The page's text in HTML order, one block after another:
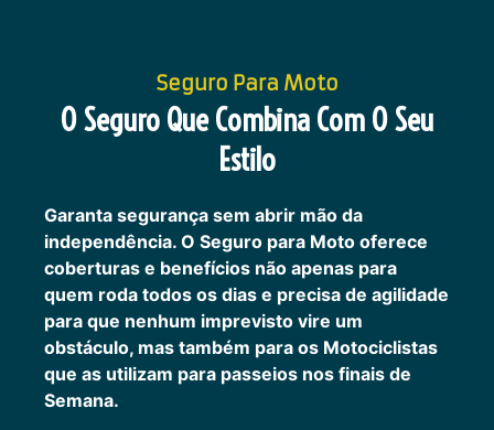
Seguro Para Moto
O Seguro Que Combina Com O Seu
Estilo
Garanta segurança sem abrir mão da
independência. O Seguro para Moto oferece
coberturas e benefícios não apenas para
quem roda todos os dias e precisa de agilidade
para que nenhum imprevisto vire um
obstáculo, mas também para os Motociclistas
que as utilizam para passeios nos finais de
Semana.